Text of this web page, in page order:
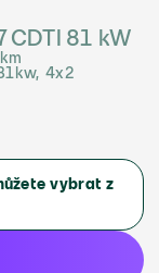
CDTI 81 kW
4x2
vybrat z